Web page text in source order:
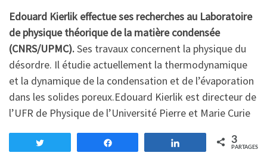
Edouard Kierlik effectue ses recherches au Laboratoire
de physique théorique de la matière condensée
(CNRS/UPMC).Ses travaux concernent la physique du
désordre. Il étudie actuellement la thermodynamique
et la dynamique de la condensation et de l’évaporation
dans les solides poreux.Edouard Kierlik est directeur de
l’UFR de Physique de l’Université Pierre et Marie Curie
Partagez 3
PARTAGES